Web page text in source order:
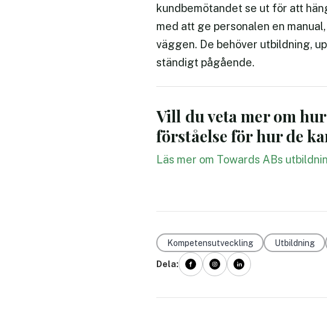
kundbemötandet se ut för att
med att ge personalen en
väggen. De behöver utbildning,
ständigt pågående.
Vill du veta mer om
förståelse för hur de
Läs mer om Towards ABs
Kompetensutveckling Utbildning
Dela: